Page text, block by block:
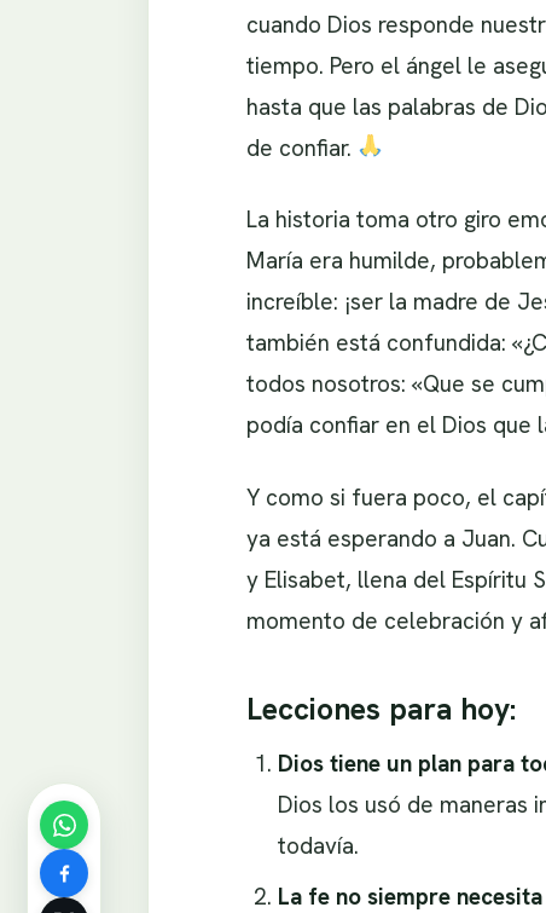
cuando Dios responde
tiempo. Pero el ángel le
hasta que las palabras de
de confiar.
La historia toma otro giro
María era humilde,
increíble: ¡ser la madre de
también está confundida:
todos nosotros: «Que se
podía confiar en el Dios que
Y como si fuera poco, el
ya está esperando a Juan.
y Elisabet, llena del Espíritu
momento de celebración y
Lecciones para hoy:
Dios tiene un plan para
Dios los usó de maneras
todavía.
La fe no siempre